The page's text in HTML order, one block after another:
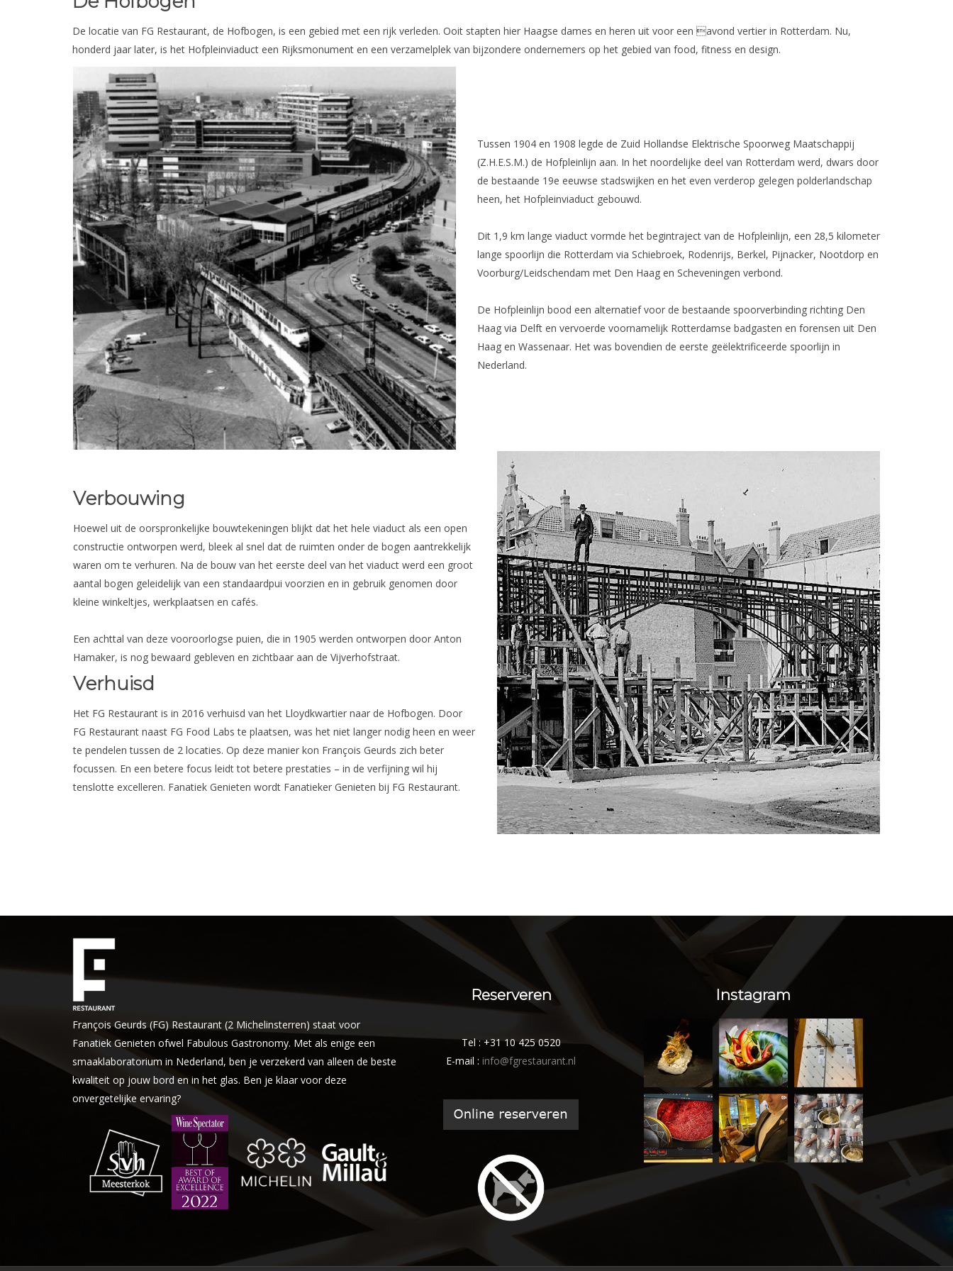
De locatie van FG Restaurant, de Hofbogen, is een gebied met een rijk verleden. Ooit stapten hier Haagse dames en heren uit voor een avond vertier in Rotterdam. Nu,
honderd jaar later, is het Hofpleinviaduct een Rijksmonument en een verzamelplek van bijzondere ondernemers op het gebied van food, fitness en design.
Tussen 1904 en 1908 legde de Zuid Hollandse Elektrische Spoorweg Maatschappij
(Z.H.E.S.M.) de Hofpleinlijn aan. In het noordelijke deel van Rotterdam werd, dwars door
de bestaande 19e eeuwse stadswijken en het even verderop gelegen polderlandschap
heen, het Hofpleinviaduct gebouwd.
Dit 1,9 km lange viaduct vormde het begintraject van de Hofpleinlijn, een 28,5 kilometer
lange spoorlijn die Rotterdam via Schiebroek, Rodenrijs, Berkel, Pijnacker, Nootdorp en
Voorburg/Leidschendam met Den Haag en Scheveningen verbond.
De Hofpleinlijn bood een alternatief voor de bestaande spoorverbinding richting Den
Haag via Delft en vervoerde voornamelijk Rotterdamse badgasten en forensen uit Den
Haag en Wassenaar. Het was bovendien de eerste geëlektrificeerde spoorlijn in
Nederland.
Verbouwing
Hoewel uit de oorspronkelijke bouwtekeningen blijkt dat het hele viaduct als een open
constructie ontworpen werd, bleek al snel dat de ruimten onder de bogen aantrekkelijk
waren om te verhuren. Na de bouw van het eerste deel van het viaduct werd een groot
aantal bogen geleidelijk van een standaardpui voorzien en in gebruik genomen door
kleine winkeltjes, werkplaatsen en cafés.
Een achttal van deze vooroorlogse puien, die in 1905 werden ontworpen door Anton
Hamaker, is nog bewaard gebleven en zichtbaar aan de Vijverhofstraat.
Verhuisd
Het FG Restaurant is in 2016 verhuisd van het Lloydkwartier naar de Hofbogen. Door
FG Restaurant naast FG Food Labs te plaatsen, was het niet langer nodig heen en weer
te pendelen tussen de 2 locaties. Op deze manier kon François Geurds zich beter
focussen. En een betere focus leidt tot betere prestaties – in de verfijning wil hij
tenslotte excelleren. Fanatiek Genieten wordt Fanatieker Genieten bij FG Restaurant.
François Geurds (FG) Restaurant (2 Michelinsterren) staat voor
Fanatiek Genieten ofwel Fabulous Gastronomy. Met als enige een
smaaklaboratorium in Nederland, ben je verzekerd van alleen de beste
kwaliteit op jouw bord en in het glas. Ben je klaar voor deze
onvergetelijke ervaring?
Reserveren
Tel : +31 10 425 0520
E-mail : info@fgrestaurant.nl
Instagram